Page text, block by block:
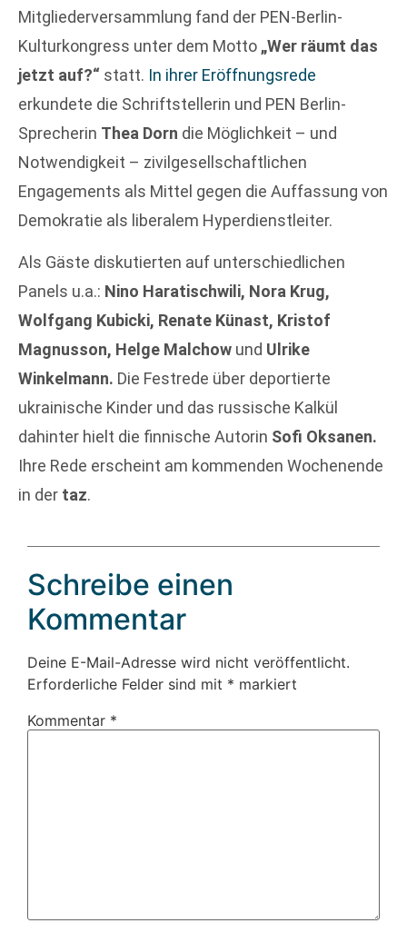
Mitgliederversammlung fand der PEN-Berlin-
Kulturkongress unter dem Motto „Wer räumt das
jetzt auf?“ statt. In ihrer Eröffnungsrede
erkundete die Schriftstellerin und PEN Berlin-
Sprecherin Thea Dorn die Möglichkeit – und
Notwendigkeit – zivilgesellschaftlichen
Engagements als Mittel gegen die Auffassung von
Demokratie als liberalem Hyperdienstleiter.
Als Gäste diskutierten auf unterschiedlichen
Panels u.a.: Nino Haratischwili, Nora Krug,
Wolfgang Kubicki, Renate Künast, Kristof
Magnusson, Helge Malchow und Ulrike
Winkelmann. Die Festrede über deportierte
ukrainische Kinder und das russische Kalkül
dahinter hielt die finnische Autorin Sofi Oksanen.
Ihre Rede erscheint am kommenden Wochenende
in der taz.
Schreibe einen
Kommentar
Deine E-Mail-Adresse wird nicht veröffentlicht.
Erforderliche Felder sind mit * markiert
Kommentar *